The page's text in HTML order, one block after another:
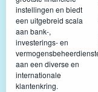
instellingen en biedt
een uitgebreid scala
aan bank-,
investerings- en
aan een diverse en
internationale
klantenkring.